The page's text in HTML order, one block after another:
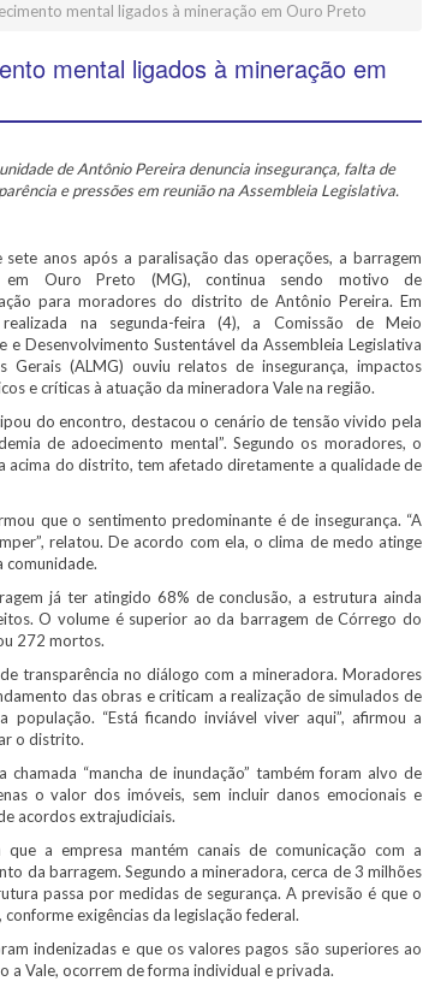
mental ligados à mineração em Ouro Preto
mental ligados à mineração em
de Antônio Pereira denuncia insegurança, falta de
e pressões em reunião na Assembleia Legislativa.
anos após a paralisação das operações, a barragem
em Ouro Preto (MG), continua sendo motivo de
para moradores do distrito de Antônio Pereira. Em
na segunda-feira (4), a Comissão de Meio
e Desenvolvimento Sustentável da Assembleia Legislativa
Gerais (ALMG) ouviu relatos de insegurança, impactos
e críticas à atuação da mineradora Vale na região.
do encontro, destacou o cenário de tensão vivido pela
de adoecimento mental”. Segundo os moradores, o
do distrito, tem afetado diretamente a qualidade de
que o sentimento predominante é de insegurança. “A
relatou. De acordo com ela, o clima de medo atinge
comunidade.
já ter atingido 68% de conclusão, a estrutura ainda
O volume é superior ao da barragem de Córrego do
272 mortos.
transparência no diálogo com a mineradora. Moradores
das obras e criticam a realização de simulados de
população. “Está ficando inviável viver aqui”, afirmou a
o distrito.
“mancha de inundação” também foram alvo de
o valor dos imóveis, sem incluir danos emocionais e
acordos extrajudiciais.
a empresa mantém canais de comunicação com a
da barragem. Segundo a mineradora, cerca de 3 milhões
passa por medidas de segurança. A previsão é que o
exigências da legislação federal.
indenizadas e que os valores pagos são superiores ao
a Vale, ocorrem de forma individual e privada.